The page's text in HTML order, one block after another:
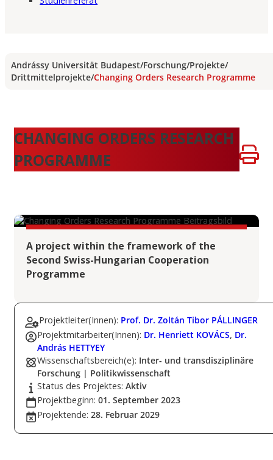
Andrássy Universität Budapest/Forschung/Projekte/
Drittmittelprojekte/Changing Orders Research Programme
CHANGING ORDERS RESEARCH
PROGRAMME
A project within the framework of the
Second Swiss-Hungarian Cooperation
Programme
Projektleiter(Innen): Prof. Dr. Zoltán Tibor PÁLLINGER
Projektmitarbeiter(Innen): Dr. Henriett KOVÁCS Dr.
András HETTYEY
Wissenschaftsbereich(e): Inter- und transdisziplinäre
Forschung | Politikwissenschaft
Status des Projektes: Aktiv
Projektbeginn: 01. September 2023
Projektende: 28. Februar 2029